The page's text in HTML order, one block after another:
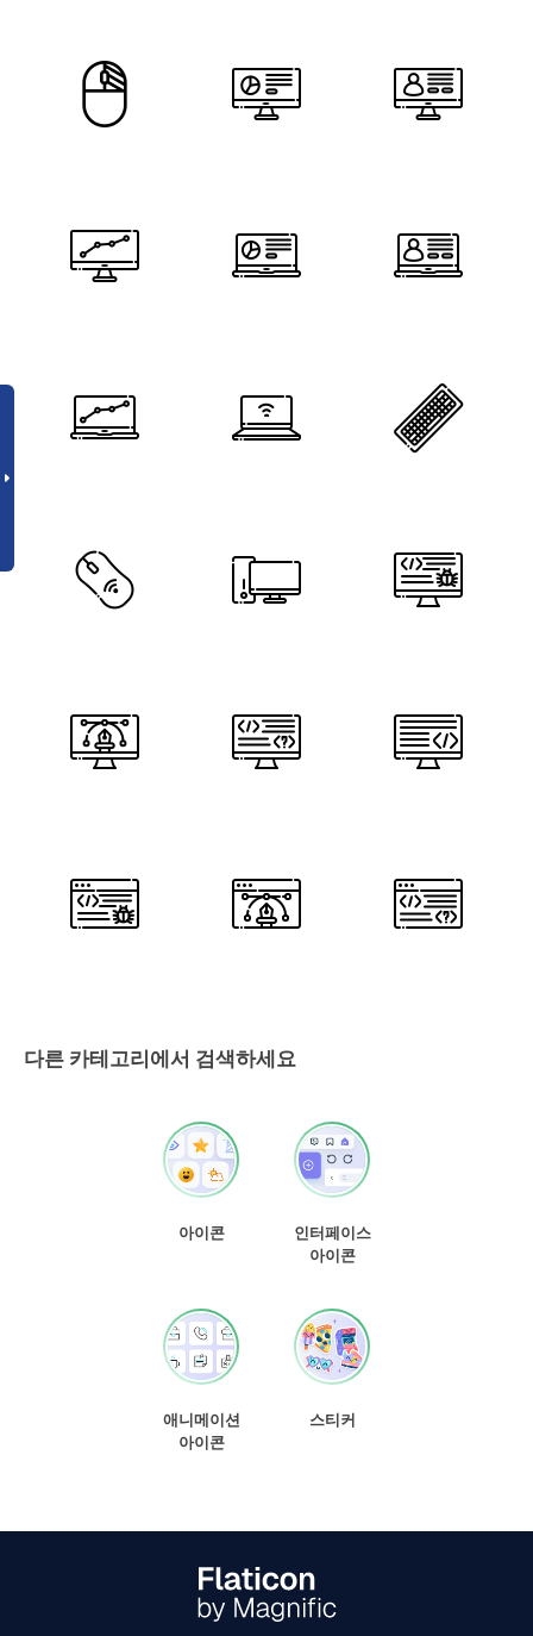
다른 카테고리에서 검색하세요
아이콘
인터페이스
아이콘
애니메이션
아이콘
스티커